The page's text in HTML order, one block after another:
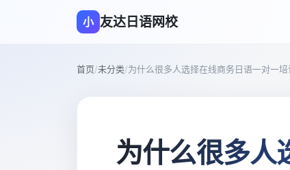
小 友达日语网校
首页/未分类/为什么很多人选择在线商务日语一对一
为什么很多人